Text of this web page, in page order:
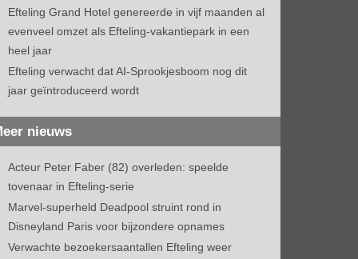
Efteling Grand Hotel genereerde in vijf maanden al
evenveel omzet als Efteling-vakantiepark in een
heel jaar
Efteling verwacht dat AI-Sprookjesboom nog dit
jaar geïntroduceerd wordt
nieuws
Acteur Peter Faber (82) overleden: speelde
tovenaar in Efteling-serie
Marvel-superheld Deadpool struint rond in
Disneyland Paris voor bijzondere opnames
Verwachte bezoekersaantallen Efteling weer